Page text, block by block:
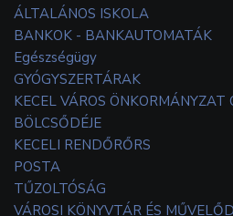
ÁLTALÁNOS ISKOLA
BANKOK - BANKAUTOMATÁK
Egészségügy
GYÓGYSZERTÁRAK
KECEL VÁROS ÖNKORMÁNYZAT
BÖLCSŐDÉJE
KECELI RENDŐRŐRS
POSTA
TŰZOLTÓSÁG
VÁROSI KÖNYVTÁR ÉS